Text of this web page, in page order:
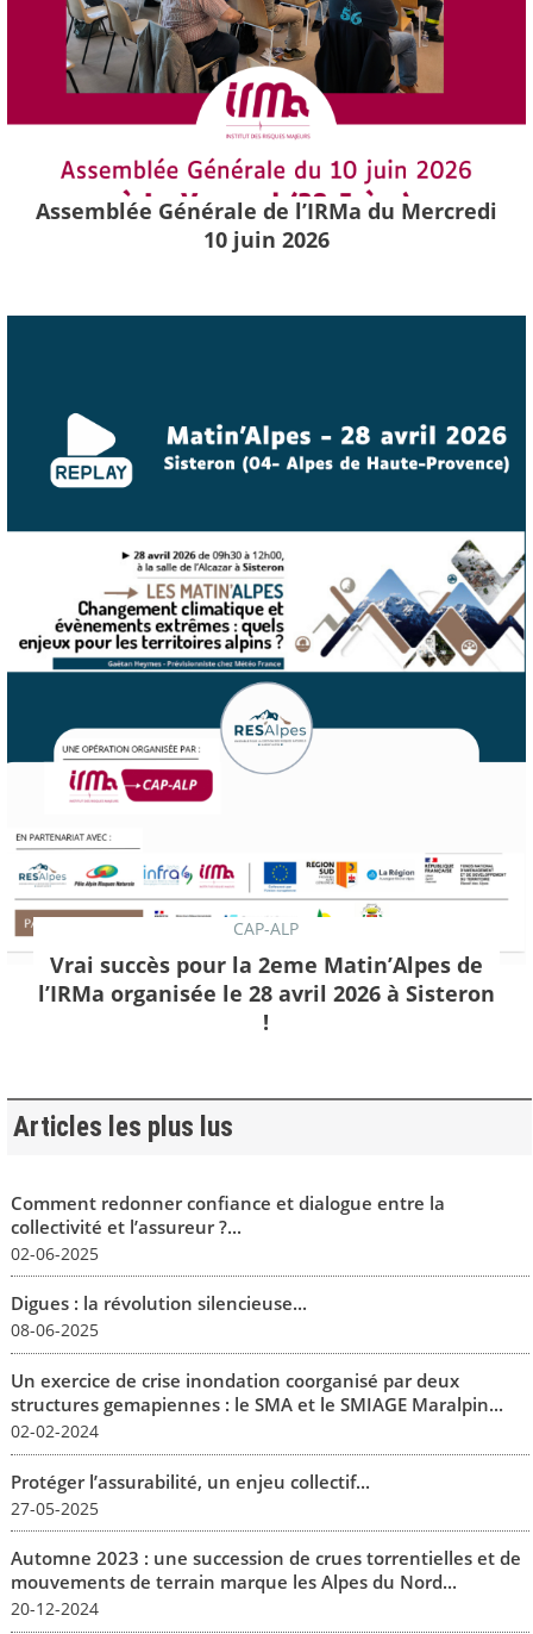
Assemblée Générale de l’IRMa du Mercredi
10 juin 2026
CAP-ALP
Vrai succès pour la 2eme Matin’Alpes de
l’IRMa organisée le 28 avril 2026 à Sisteron
!
Articles les plus lus
Comment redonner confiance et dialogue entre la
collectivité et l’assureur ?...
02-06-2025
Digues : la révolution silencieuse...
08-06-2025
Un exercice de crise inondation coorganisé par deux
structures gemapiennes : le SMA et le SMIAGE Maralpin...
02-02-2024
Protéger l’assurabilité, un enjeu collectif...
27-05-2025
Automne 2023 : une succession de crues torrentielles et de
mouvements de terrain marque les Alpes du Nord...
20-12-2024